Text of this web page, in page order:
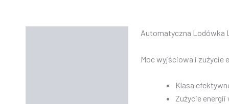
Automatyczna Lodówka
Moc wyjściowa i zużycie
Klasa
Zużycie energii